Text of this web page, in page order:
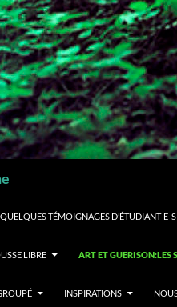
QUELQUES TÉMOIGNAGES D’ÉTUDIANT-E-S
LIBRE ART ET GUERISON:LES
INSPIRATIONS